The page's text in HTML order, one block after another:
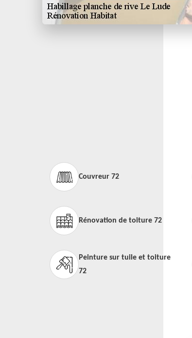
Couvreur 72
Rénovation de toiture 72
Peinture sur tuile et toiture
72